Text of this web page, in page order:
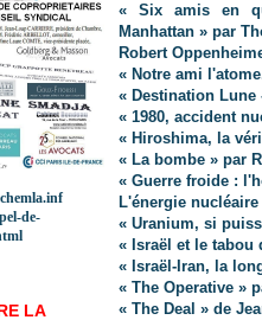
« Six amis en
Manhattan » par
Robert
« Notre ami
« Destination Lune
« 1980, accident
« Hiroshima, la
« La bombe » par
« Guerre froide :
L'énergie nucléaire
« Uranium, si
« Israël et le tabou
« Israël-Iran, la
« The Operative »
« The Deal » de
de-
LA